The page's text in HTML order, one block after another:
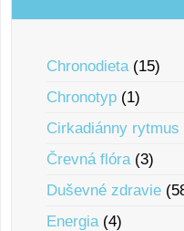
Chronodieta (15)
Chronotyp (1)
Cirkadiánny rytmus
Črevná flóra (3)
Duševné zdravie
Energia (4)